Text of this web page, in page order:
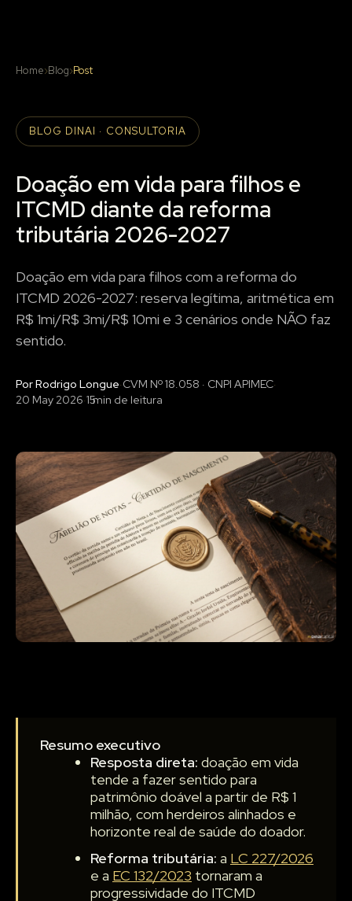
Home›Blog›Post
BLOG DINAI · CONSULTORIA
Doação em vida para filhos e
ITCMD diante da reforma
tributária 2026-2027
Doação em vida para filhos com a reforma do
ITCMD 2026-2027: reserva legítima, aritmética em
R$ 1mi/R$ 3mi/R$ 10mi e 3 cenários onde NÃO faz
sentido.
Por Rodrigo Longue·CVM Nº 18.058 · CNPI APIMEC·
20 May 2026·15min de leitura
Resumo executivo
Resposta direta: doação em vida
tende a fazer sentido para
patrimônio doável a partir de R$ 1
milhão, com herdeiros alinhados e
horizonte real de saúde do doador.
Reforma tributária: a LC 227/2026
e a EC 132/2023 tornaram a
progressividade do ITCMD